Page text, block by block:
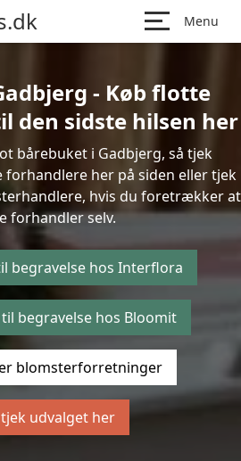
Menu
- Køb flotte
den sidste hilsen her
bårebuket i Gadbjerg, så tjek
her på siden eller tjek
hvis du foretrækker at
forhandler selv.
begravelse hos Interflora
begravelse hos Bloomit
blomsterforretninger
udvalget her